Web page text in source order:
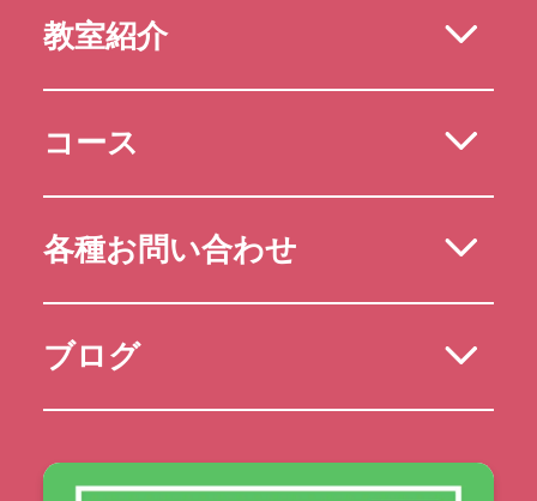
教室紹介
コース
各種お問い合わせ
ブログ